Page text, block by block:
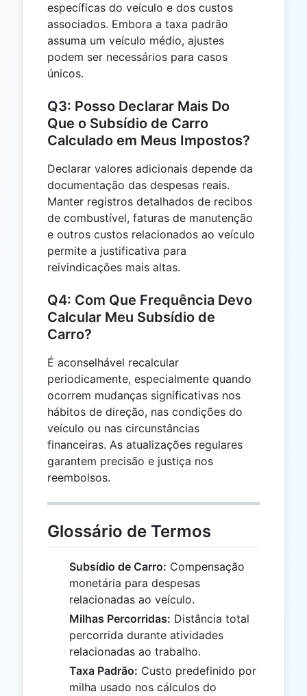
específicas do veículo e dos custos
associados. Embora a taxa padrão
assuma um veículo médio, ajustes
podem ser necessários para casos
únicos.
Q3: Posso Declarar Mais Do
Que o Subsídio de Carro
Calculado em Meus Impostos?
Declarar valores adicionais depende da
documentação das despesas reais.
Manter registros detalhados de recibos
de combustível, faturas de manutenção
e outros custos relacionados ao veículo
permite a justificativa para
reivindicações mais altas.
Q4: Com Que Frequência Devo
Calcular Meu Subsídio de
Carro?
É aconselhável recalcular
periodicamente, especialmente quando
ocorrem mudanças significativas nos
hábitos de direção, nas condições do
veículo ou nas circunstâncias
financeiras. As atualizações regulares
garantem precisão e justiça nos
reembolsos.
Glossário de Termos
Subsídio de Carro: Compensação
monetária para despesas
relacionadas ao veículo.
Milhas Percorridas: Distância total
percorrida durante atividades
relacionadas ao trabalho.
Taxa Padrão: Custo predefinido por
milha usado nos cálculos do